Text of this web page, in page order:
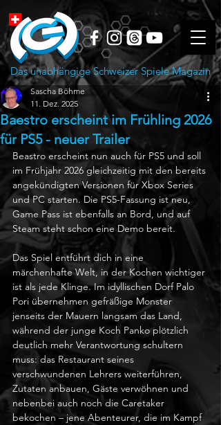
Das unabhängige Schweizer Spiele Magazin
Baestro erscheint im Frühling 2026
für PS5 - neuer Trailer
Sascha Böhme
11. Dez. 2025
Beastro erscheint nun auch für PS5 und soll
im Frühjahr 2026 gleichzeitig mit den bereits
angekündigten Versionen für Xbox Series
und PC starten. Die PS5-Fassung ist neu,
Game Pass ist ebenfalls an Bord, und auf
Steam steht schon eine Demo bereit.
Das Spiel entführt dich in eine
märchenhafte Welt, in der Kochen wichtiger
ist als jede Klinge. Im idyllischen Dorf Palo
Pori übernehmen gefräßige Monster
jenseits der Mauern langsam das Land,
während der junge Koch Panko plötzlich
deutlich mehr Verantwortung schultern
muss: das Restaurant seines
verschwundenen Lehrers weiterführen,
Zutaten anbauen, Gäste verwöhnen und
nebenbei auch noch die Caretaker
bekochen – jene Abenteurer, die im Kampf